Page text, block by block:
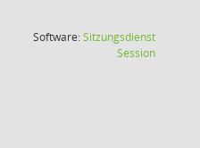
Software:Sitzungsdienst
Session(Wird in